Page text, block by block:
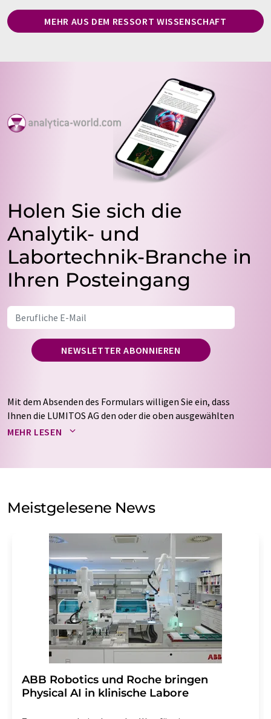
MEHR AUS DEM RESSORT WISSENSCHAFT
Holen Sie sich die
Analytik- und
Labortechnik-Branche in
Ihren Posteingang
NEWSLETTER ABONNIEREN
Mit dem Absenden des Formulars willigen Sie ein, dass
Ihnen die LUMITOS AG den oder die oben ausgewählten
Newsletter per E-Mail zusendet. Ihre Daten werden
auf Basis unsererDatenschutzerklärung. LUMITOS darf
Meinungsforschung per E-Mail kontaktieren. Ihre
Einwilligung können Sie jederzeit ohne Angabe von
Str. 2, 12489 Berlin oder per E-Mail unter
widerruf@lumitos.commit Wirkung für die Zukunft
widerrufen. Zudem ist in jeder E-Mail ein Link zur
Abbestellung des entsprechenden Newsletters
enthalten.
MEHR LESEN
Meistgelesene News
​​​​​​​ABB Robotics und Roche bringen
Physical AI in klinische Labore